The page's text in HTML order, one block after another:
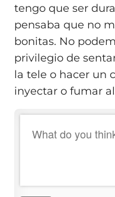
tengo que ser
pensaba que no
bonitas. No
privilegio de
la tele o hacer un
inyectar o fumar